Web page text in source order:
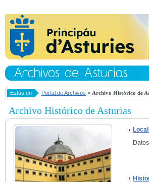
Estás en Portal de Archivos » Archivo Histórico de
Archivo Histórico de Asturias